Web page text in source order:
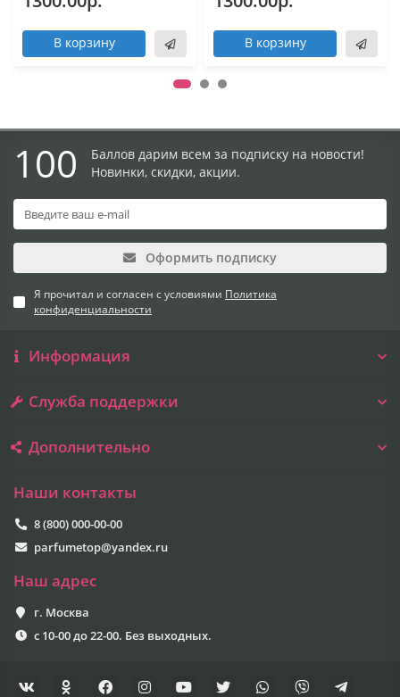
В корзину В корзину
100
Баллов дарим всем за подписку на новости!
Новинки, скидки, акции.
Оформить подписку
Я прочитал и согласен с условиями Политика
конфиденциальности
Информация
Служба поддержки
Дополнительно
Наши контакты
8 (800) 000-00-00
parfumetop@yandex.ru
Наш адрес
г. Москва
с 10-00 до 22-00. Без выходных.